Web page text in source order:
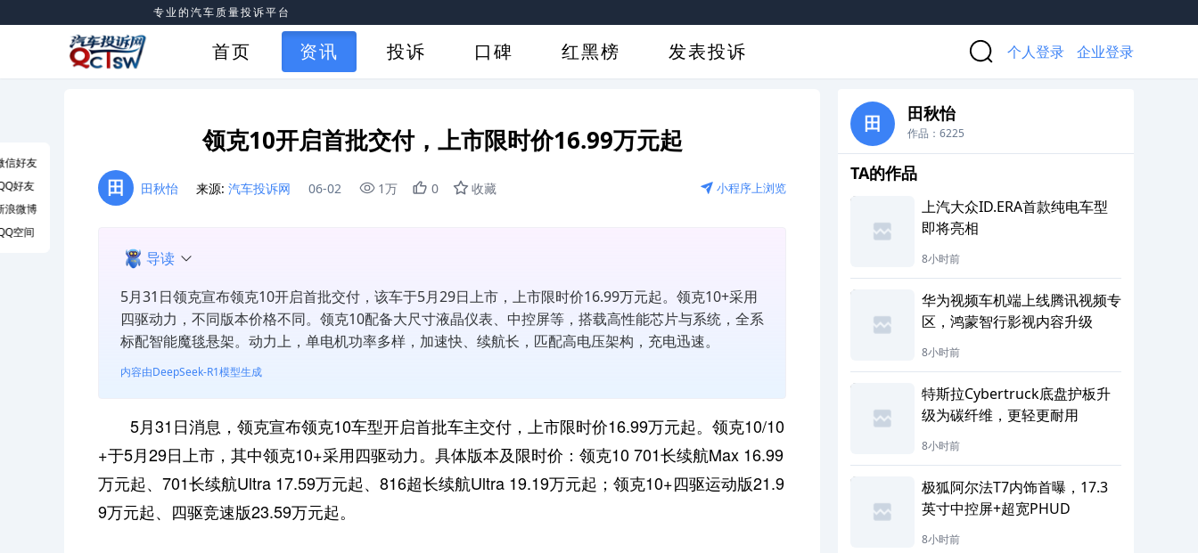
专业的汽车质量投诉平台
首页 资讯 投诉 口碑 红黑榜 发表投诉 个人登录 企业登录
领克10开启首批交付，上市限时价16.99万元起
田 田秋怡 来源: 汽车投诉网 06-02 1万 0 收藏 小程序上浏览
导读
5月31日领克宣布领克10开启首批交付，该车于5月29日上市，上市限时价16.99万元起。领克10+采用
四驱动力，不同版本价格不同。领克10配备大尺寸液晶仪表、中控屏等，搭载高性能芯片与系统，全系
标配智能魔毯悬架。动力上，单电机功率多样，加速快、续航长，匹配高电压架构，充电迅速。
内容由DeepSeek-R1模型生成
5月31日消息，领克宣布领克10车型开启首批车主交付，上市限时价16.99万元起。领克10/10
+于5月29日上市，其中领克10+采用四驱动力。具体版本及限时价：领克10 701长续航Max 16.99
万元起、701长续航Ultra 17.59万元起、816超长续航Ultra 19.19万元起；领克10+四驱运动版21.9
9万元起、四驱竞速版23.59万元起。
田 田秋怡
作品：6225
TA的作品
上汽大众ID.ERA首款纯电车型
即将亮相
8小时前
华为视频车机端上线腾讯视频专
区，鸿蒙智行影视内容升级
8小时前
特斯拉Cybertruck底盘护板升
级为碳纤维，更轻更耐用
8小时前
极狐阿尔法T7内饰首曝，17.3
英寸中控屏+超宽PHUD
8小时前
信好友
好友
浪微博
空间